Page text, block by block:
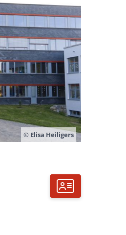
© Elisa Heiligers